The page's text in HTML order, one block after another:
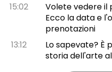
15:02
Volete vedere il
Ecco la data e
prenotazioni
13:12
Lo sapevate? È
storia dell'arte al